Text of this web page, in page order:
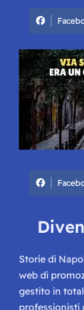
Storie di
web di
gestito in
professionisti